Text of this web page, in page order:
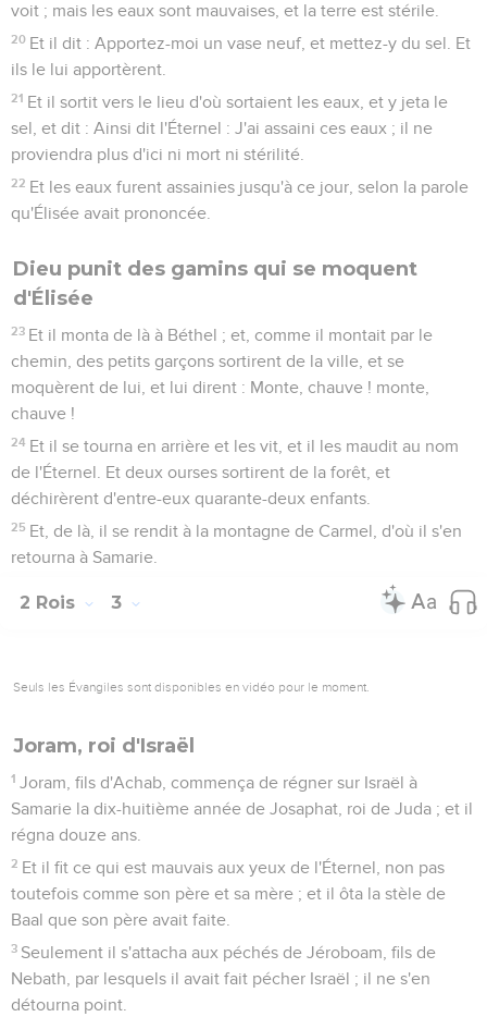
voit ; mais les eaux sont mauvaises, et la terre est stérile.
20 Et il dit : Apportez-moi un vase neuf, et mettez-y du sel. Et
ils le lui apportèrent.
21 Et il sortit vers le lieu d'où sortaient les eaux, et y jeta le
sel, et dit : Ainsi dit l'Éternel : J'ai assaini ces eaux ; il ne
proviendra plus d'ici ni mort ni stérilité.
22 Et les eaux furent assainies jusqu'à ce jour, selon la parole
qu'Élisée avait prononcée.
Dieu punit des gamins qui se moquent
d'Élisée
23 Et il monta de là à Béthel ; et, comme il montait par le
chemin, des petits garçons sortirent de la ville, et se
moquèrent de lui, et lui dirent : Monte, chauve ! monte,
chauve !
24 Et il se tourna en arrière et les vit, et il les maudit au nom
de l'Éternel. Et deux ourses sortirent de la forêt, et
déchirèrent d'entre-eux quarante-deux enfants.
25 Et, de là, il se rendit à la montagne de Carmel, d'où il s'en
retourna à Samarie.
2 Rois 3
Seuls les Évangiles sont disponibles en vidéo pour le moment.
Joram, roi d'Israël
1 Joram, fils d'Achab, commença de régner sur Israël à
Samarie la dix-huitième année de Josaphat, roi de Juda ; et il
régna douze ans.
2 Et il fit ce qui est mauvais aux yeux de l'Éternel, non pas
toutefois comme son père et sa mère ; et il ôta la stèle de
Baal que son père avait faite.
3 Seulement il s'attacha aux péchés de Jéroboam, fils de
Nebath, par lesquels il avait fait pécher Israël ; il ne s'en
détourna point.